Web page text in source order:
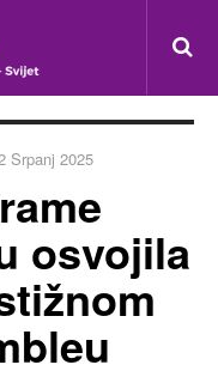
Srpanj 2025
osvojila